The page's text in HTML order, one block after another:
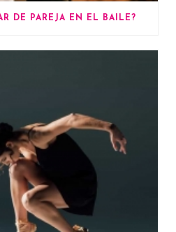
DE PAREJA EN EL BAILE?